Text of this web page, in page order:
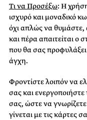
Τι να Προσέξω: Η
ισχυρό και μοναδικό
όχι απλώς να θυμάστε,
και πέρα απαιτείται
που θα σας
άγχη.
Φροντίστε λοιπόν να
σας και ενεργοποιήστε
σας, ώστε να
γίνεται με τις κάρτες